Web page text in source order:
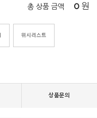
총 상품 금액 0 원
위시리스트
상품문의